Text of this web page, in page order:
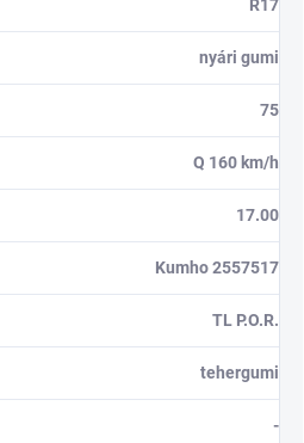
R17
nyári gumi
75
Q 160 km/h
17.00
Kumho 2557517
TL P.O.R.
tehergumi
-